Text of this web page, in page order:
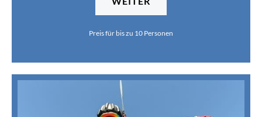
Preis für bis zu 10 Personen